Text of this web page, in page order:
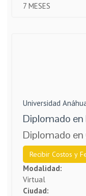
7 MESES
Universidad
Diplomado
Diplomado en
Recibir Costos y
Modalidad:
Virtual
Ciudad: